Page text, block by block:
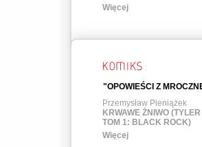
Więcej
"OPOWIEŚCI Z
Przemysław Pieniążek
KRWAWE ŻNIWO
TOM 1: BLACK ROCK)
Więcej